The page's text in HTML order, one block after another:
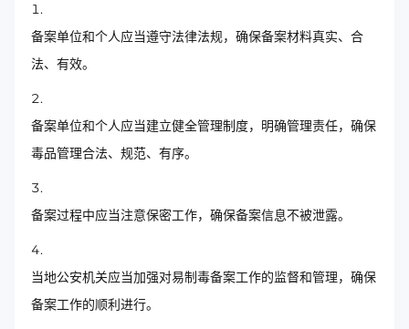
备案单位和个人应当遵守法律法规，确保备案材料真实、合
法、有效。
备案单位和个人应当建立健全管理制度，明确管理责任，确保
毒品管理合法、规范、有序。
备案过程中应当注意保密工作，确保备案信息不被泄露。
当地公安机关应当加强对易制毒备案工作的监督和管理，确保
备案工作的顺利进行。